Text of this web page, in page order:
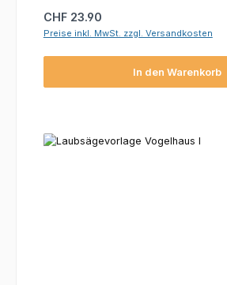
Regulärer Preis:
CHF 23.90
Preise inkl. MwSt. zzgl. Versandkosten
In den Warenkorb